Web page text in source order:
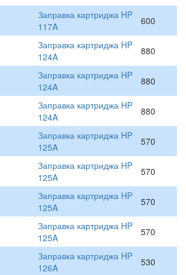
Заправка картриджа HP
117A
600
Заправка картриджа HP
124A
880
Заправка картриджа HP
124A
880
Заправка картриджа HP
124A
880
Заправка картриджа HP
125A
570
Заправка картриджа HP
125A
570
Заправка картриджа HP
125A
570
Заправка картриджа HP
125A
570
Заправка картриджа HP
126A
530